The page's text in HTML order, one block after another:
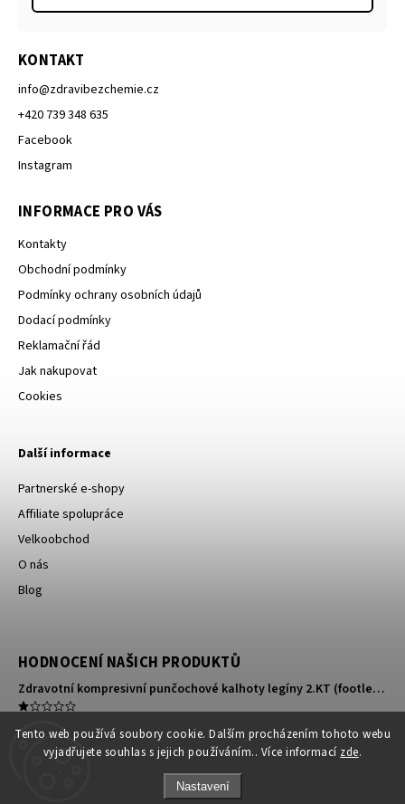
Tento web používá soubory cookie. Dalším procházením tohoto webu
vyjadřujete souhlas s jejich používáním.. Více informací zde.
Nastavení
KONTAKT
info@zdravibezchemie.cz
+420 739 348 635
Facebook
Instagram
INFORMACE PRO VÁS
Kontakty
Obchodní podmínky
Podmínky ochrany osobních údajů
Dodací podmínky
Reklamační řád
Jak nakupovat
Cookies
Další informace
Partnerské e-shopy
Affiliate spolupráce
Velkoobchod
O nás
Blog
HODNOCENÍ NAŠICH PRODUKTŮ
Zdravotní kompresivní punčochové kalhoty legíny 2.KT (footless)
Mikrojehličková náplast na oči
Kompresní ortéza na koleno